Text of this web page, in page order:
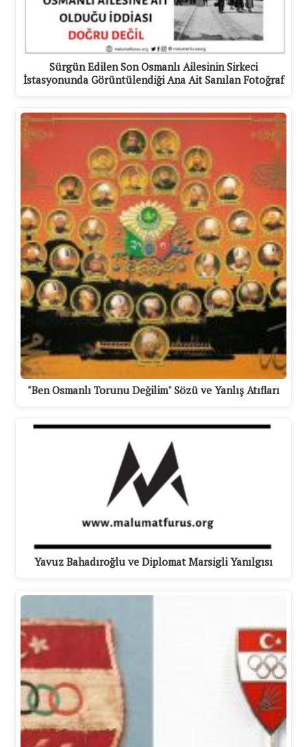
Sürgün Edilen Son Osmanlı Ailesinin Sirkeci
İstasyonunda Görüntülendiği Ana Ait Sanılan Fotoğraf
"Ben Osmanlı Torunu Değilim" Sözü ve Yanlış Atıfları
Yavuz Bahadıroğlu ve Diplomat Marsigli Yanılgısı